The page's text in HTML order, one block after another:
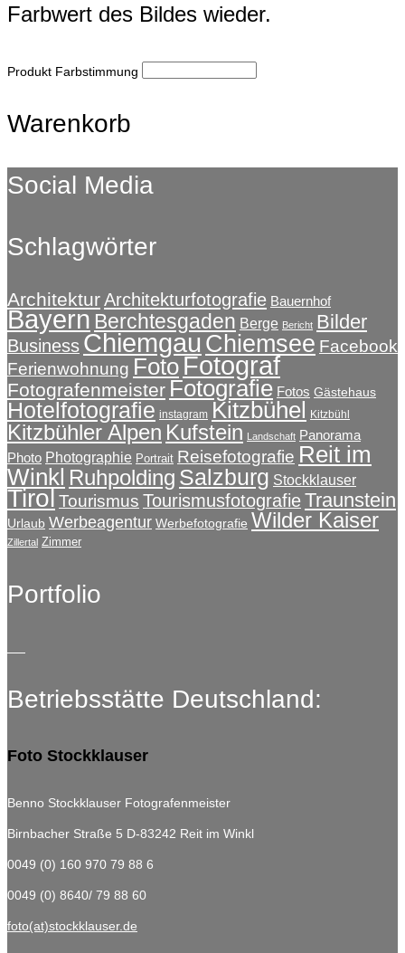
Farbwert des Bildes wieder.
Produkt Farbstimmung
Warenkorb
Social Media
Schlagwörter
ArchitekturArchitekturfotografie Bauernhof
Bayern Berchtesgaden Berge Bericht Bilder
BusinessChiemgauChiemsee Facebook
Ferienwohnung FotoFotograf
Fotografenmeister Fotografie Fotos Gästehaus
Hotelfotografie instagram Kitzbühel Kitzbühl
Kitzbühler Alpen Kufstein Landschaft Panorama
Photo Photographie Portrait Reisefotografie Reit im
Winkl Ruhpolding Salzburg Stockklauser
TirolTourismus TourismusfotografieTraunstein
Urlaub Werbeagentur Werbefotografie Wilder Kaiser
Zillertal Zimmer
Portfolio
Betriebsstätte Deutschland:
Foto Stockklauser
Benno Stockklauser Fotografenmeister
Birnbacher Straße 5 D-83242 Reit im Winkl
0049 (0) 160 970 79 88 6
0049 (0) 8640/ 79 88 60
foto(at)stockklauser.de